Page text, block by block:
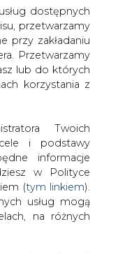
lub do których
korzystania z
Twoich
i podstawy
informacje
(tym linkiem).
usług mogą
na różnych
danych
gwarancji i praw,
zgody
drukuj
skomentuj
:
kolejnym